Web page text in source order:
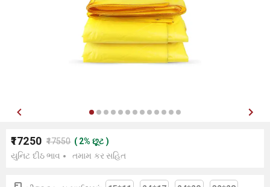
₹17250 ₹17550 ( 2% છૂટ)
યુનિટ દીઠ ભાવ
તમામ કર સહિત